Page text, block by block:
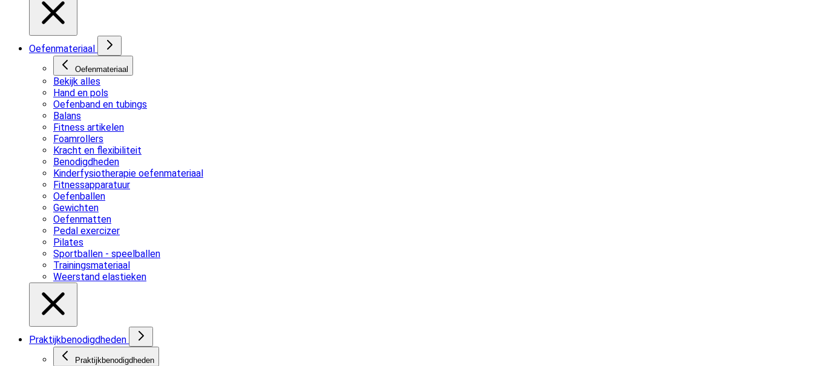
Oefenmateriaal
Oefenmateriaal
Bekijk alles
Hand en pols
Oefenband en tubings
Balans
Fitness artikelen
Foamrollers
Kracht en flexibiliteit
Benodigdheden
Kinderfysiotherapie oefenmateriaal
Fitnessapparatuur
Oefenballen
Gewichten
Oefenmatten
Pedal exercizer
Pilates
Sportballen - speelballen
Trainingsmateriaal
Weerstand elastieken
Praktijkbenodigdheden
Praktijkbenodigdheden